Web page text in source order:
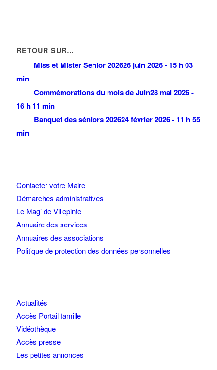
RETOUR SUR…
Miss et Mister Senior 202626 juin 2026 - 15 h 03
min
Commémorations du mois de Juin28 mai 2026 -
16 h 11 min
Banquet des séniors 202624 février 2026 - 11 h 55
min
Contacter votre Maire
Démarches administratives
Le Mag’ de Villepinte
Annuaire des services
Annuaires des associations
Politique de protection des données personnelles
Actualités
Accès Portail famille
Vidéothèque
Accès presse
Les petites annonces